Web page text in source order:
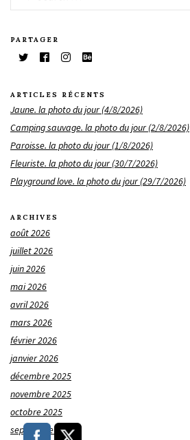
PARTAGER
ARTICLES RÉCENTS
Jaune. la photo du jour (4/8/2026)
Camping sauvage. la photo du jour (2/8/2026)
Paroisse. la photo du jour (1/8/2026)
Fleuriste. la photo du jour (30/7/2026)
Playground love. la photo du jour (29/7/2026)
ARCHIVES
août 2026
juillet 2026
juin 2026
mai 2026
avril 2026
mars 2026
février 2026
janvier 2026
décembre 2025
novembre 2025
octobre 2025
septembre 2025